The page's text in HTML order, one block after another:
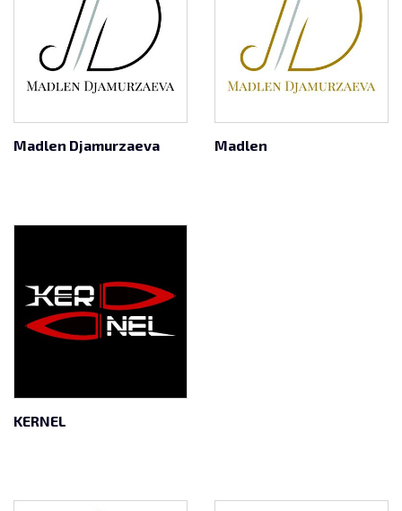
Madlen Djamurzaeva Madlen
KERNEL